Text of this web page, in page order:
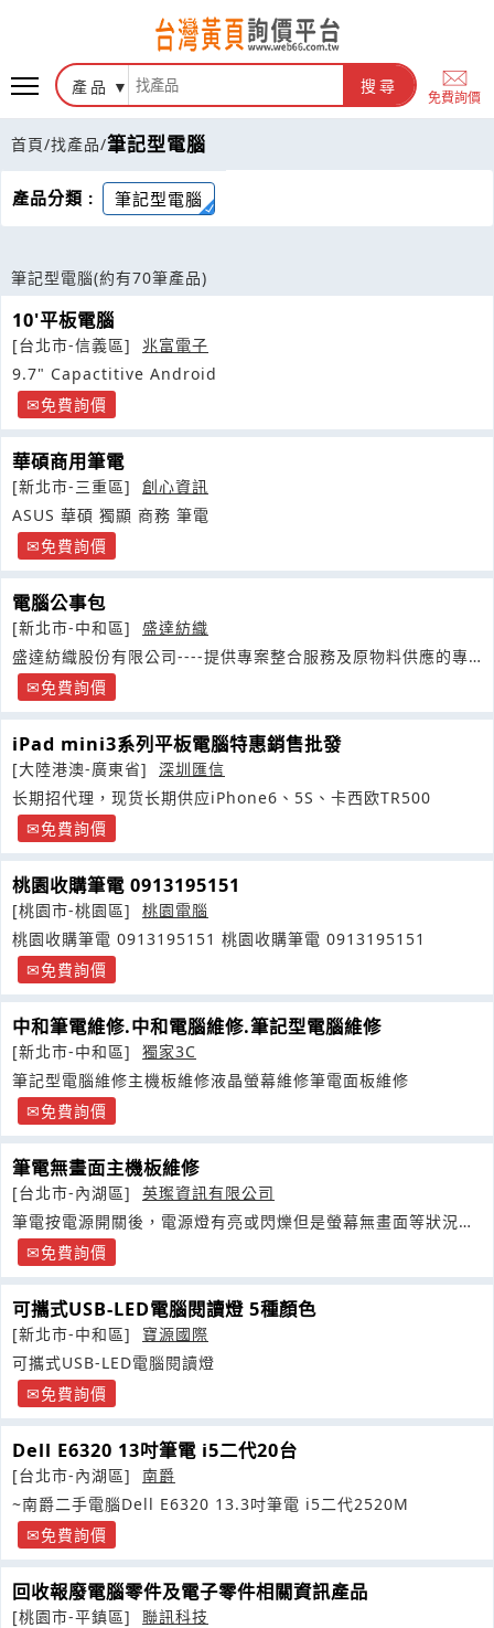
產品 搜尋
免費詢價
首頁/找產品/筆記型電腦
產品分類 : 筆記型電腦
筆記型電腦(約有70筆產品)
10'平板電腦
[台北市-信義區]
兆富電子
9.7" Capactitive Android
免費詢價
華碩商用筆電
[新北市-三重區]
創心資訊
ASUS 華碩 獨顯 商務 筆電
免費詢價
電腦公事包
[新北市-中和區]
盛達紡織
盛達紡織股份有限公司----提供專案整合服務及原物料供應的專
家致力於提供給客戶完整的專案整合行銷服務
免費詢價
iPad mini3系列平板電腦特惠銷售批發
[大陸港澳-廣東省]
深圳匯信
长期招代理，现货长期供应iPhone6、5S、卡西欧TR500
免費詢價
桃園收購筆電 0913195151
[桃園市-桃園區]
桃園電腦
桃園收購筆電 0913195151 桃園收購筆電 0913195151
免費詢價
中和筆電維修.中和電腦維修.筆記型電腦維修
[新北市-中和區]
獨家3C
筆記型電腦維修主機板維修液晶螢幕維修筆電面板維修
免費詢價
筆電無畫面主機板維修
[台北市-內湖區]
英璨資訊有限公司
筆電按電源開關後，電源燈有亮或閃爍但是螢幕無畫面等狀況，
導致筆電無法開機使用
免費詢價
可攜式USB-LED電腦閱讀燈 5種顏色
[新北市-中和區]
寶源國際
可攜式USB-LED電腦閱讀燈
免費詢價
Dell E6320 13吋筆電 i5二代20台
[台北市-內湖區]
南爵
~南爵二手電腦Dell E6320 13.3吋筆電 i5二代2520M
免費詢價
回收報廢電腦零件及電子零件相關資訊產品
[桃園市-平鎮區]
聯訊科技